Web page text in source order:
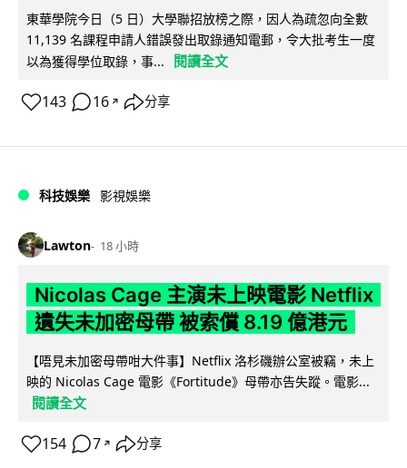
東華學院今日（5 日）大學聯招放榜之際，因人為疏忽向全數
11,139 名課程申請人錯誤發出取錄通知電郵，令大批考生一度
以為獲得學位取錄，事...
閱讀全文
143 16 ↗ 分享
科技娛樂 影視娛樂
Lawton 18 小時
Nicolas Cage 主演未上映電影 Netflix
遺失未加密母帶 被索償 8.19 億港元
【唔見未加密母帶咁大件事】Netflix 洛杉磯辦公室被竊，未上
映的 Nicolas Cage 電影《Fortitude》母帶亦告失蹤。電影...
閱讀全文
154 7 ↗ 分享